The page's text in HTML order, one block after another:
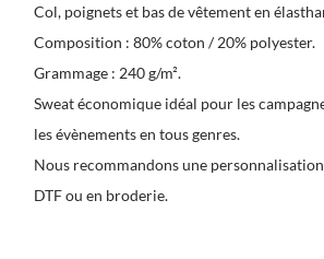
Col, poignets et bas de vêtement en
Composition : 80% coton / 20% polyester.
Grammage : 240 g/m².
Sweat économique idéal pour les
les évènements en tous genres.
Nous recommandons une
DTF ou en broderie.